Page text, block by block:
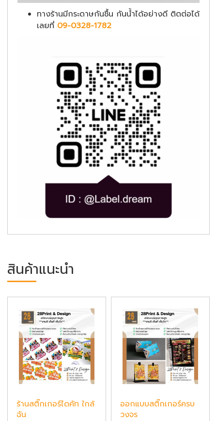
ทางร้านมีกระดาษกันชื้น กันน้ำได้อย่างดี ติดต่อได้
เลยที่ 09-0328-1782
สินค้าแนะนำ
ร้านสติ๊กเกอร์ไดคัท ใกล้
ฉัน
ออกแบบสติ๊กเกอร์ครบ
วงจร